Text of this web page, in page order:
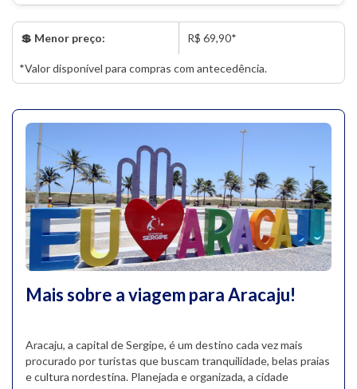
💲 Menor preço: R$ 69,90*
*Valor disponível para compras com antecedência.
Mais sobre a viagem para Aracaju!
Aracaju, a capital de Sergipe, é um destino cada vez mais
procurado por turistas que buscam tranquilidade, belas praias
e cultura nordestina. Planejada e organizada, a cidade